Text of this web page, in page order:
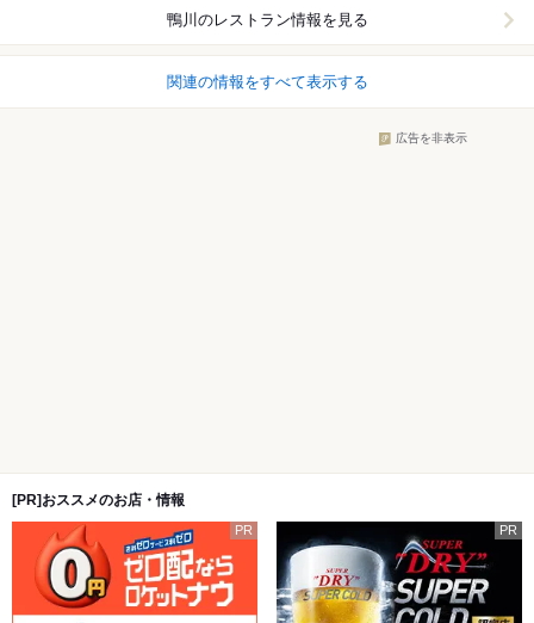
鴨川 のレストラン情報を見る
関連の情報をすべて表示する
広告を非表示
[PR]おススメのお店・情報
PR PR